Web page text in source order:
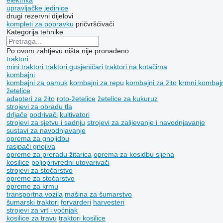
upravljačke jedinice
drugi rezervni dijelovi
kompleti za popravku pričvršćivači
Kategorija tehnike
Po ovom zahtjevu ništa nije pronađeno
traktori
mini traktori traktori gusjeničari traktori na kotačima
kombajni
kombajni za pamuk kombajni za repu kombajni za žito krmni
žetelice
adapteri za žito roto-žetelice žetelice za kukuruz
strojevi za obradu tla
drljače podrivači kultivatori
strojevi za sjetvu i sadnju strojevi za zaliјеvanje i navodnjavanje
sustavi za navodnjavanje
oprema za gnojidbu
rasipači gnojiva
opreme za preradu žitarica oprema za kosidbu sijena
kosilice poljoprivredni utovarivači
strojevi za stočarstvo
opreme za stočarstvo
opreme za krmu
transportna vozila mašina za šumarstvo
šumarski traktori forvarderi harvesteri
strojevi za vrt i voćnjak
kosilice za travu traktori kosilice